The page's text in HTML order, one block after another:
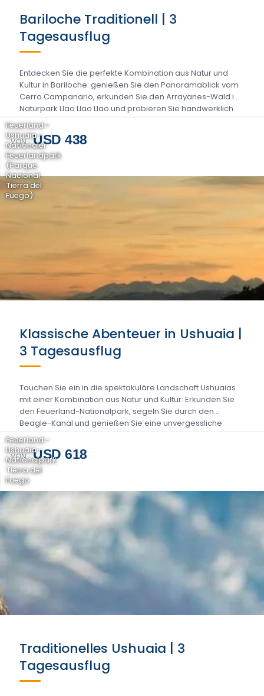
Bariloche Traditionell | 3
Tagesausflug
Entdecken Sie die perfekte Kombination aus Natur und
Kultur in Bariloche: genießen Sie den Panoramablick vom
Cerro Campanario, erkunden Sie den Arrayanes-Wald im
Naturpark Llao Llao Llao und probieren Sie handwerklich
hergestellte Biere...
VON USD 438
Feuerland -
Ushuaia -
Nationaler
Feuerlandpark
(Parque
Nacional
Tierra del
Fuego)
Klassische Abenteuer in Ushuaia |
3 Tagesausflug
Tauchen Sie ein in die spektakuläre Landschaft Ushuaias
mit einer Kombination aus Natur und Kultur: Erkunden Sie
den Feuerland-Nationalpark, segeln Sie durch den
Beagle-Kanal und genießen Sie eine unvergessliche
Fahrt...
VON USD 618
Feuerland -
Ushuaia -
Nationalpark
Tierra del
Fuego
Traditionelles Ushuaia | 3
Tagesausflug